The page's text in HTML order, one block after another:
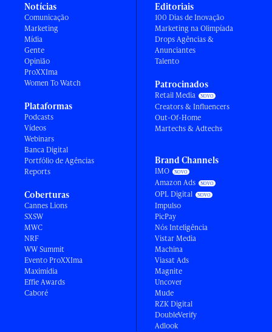
Notícias
Comunicação
Marketing
Mídia
Gente
Opinião
ProXXIma
Women To Watch
Plataformas
Podcasts
Vídeos
Webinars
Banca Digital
Portfólio de Agências
Reports
Coberturas
Cannes Lions
SXSW
MWC
NRF
WW Summit
Evento ProXXIma
Maximídia
Effie Awards
Caboré
Editoriais
100 Dias de Inovação
Marketing na Olimpíada
Drops Agências &
Anunciantes
Talento
Patrocinados
Retail Media
Creators & Influencers
Out-Of-Home
Martechs & Adtechs
Brand Channels
IMO
Amazon Ads
OPL Digital
Impulso
PicPay
Nós Inteligência
Vistar Media
Machina
Viasat Ads
Magnite
Uncover
Mude
RZK Digital
DoubleVerify
Adlook